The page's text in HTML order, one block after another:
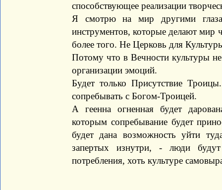
способствующее реализации
Я смотрю на мир другими
инструментов, которые делают мир
более того. Не Церковь для
Потому что в Вечности культуры
организации эмоций.
Будет только Присутствие
сопребывать с Богом-Троицей.
А геенна огненная будет
которым сопребывание будет
будет дана возможность уйти
запертых изнутри, - люди будут
потребления, хоть культуре